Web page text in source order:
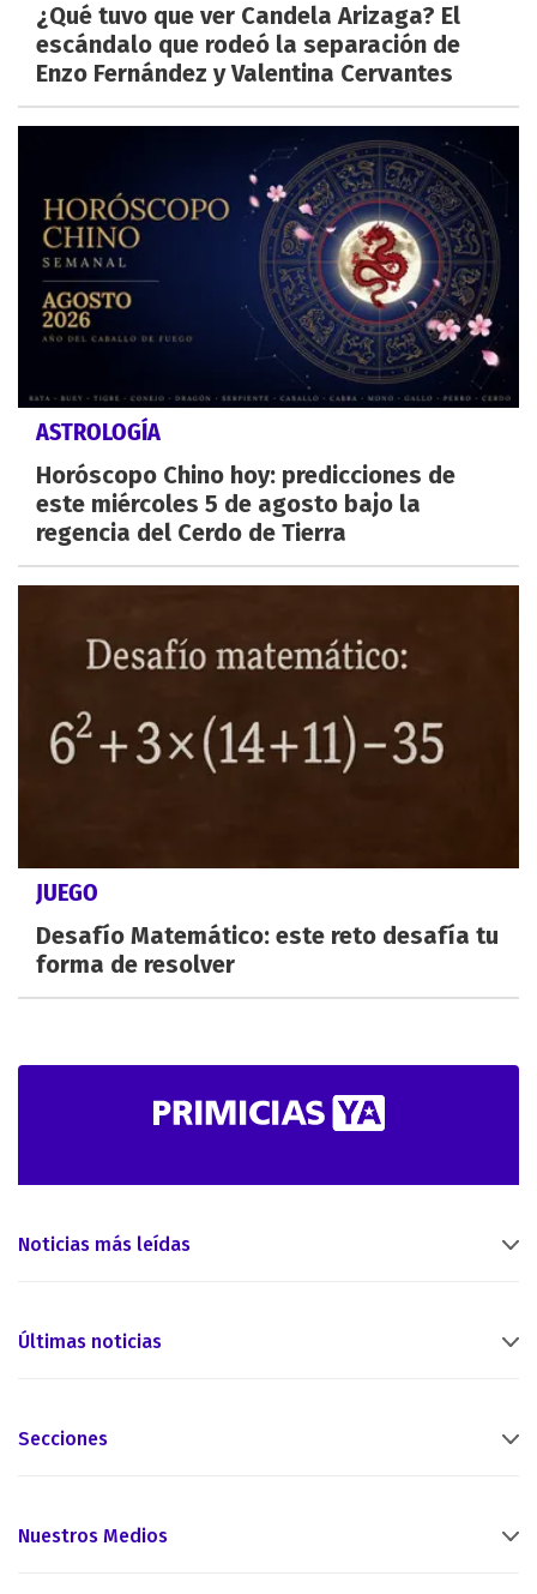
¿Qué tuvo que ver Candela Arizaga? El
escándalo que rodeó la separación de
Enzo Fernández y Valentina Cervantes
ASTROLOGÍA
Horóscopo Chino hoy: predicciones de
este miércoles 5 de agosto bajo la
regencia del Cerdo de Tierra
JUEGO
Desafío Matemático: este reto desafía tu
forma de resolver
Noticias más leídas
Últimas noticias
Secciones
Nuestros Medios